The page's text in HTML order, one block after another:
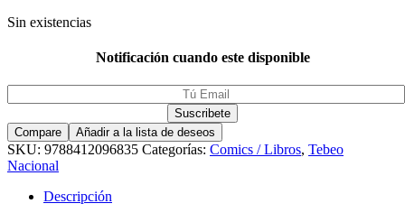
Sin existencias
Notificación cuando este disponible
Compare Añadir a la lista de deseos
SKU: 9788412096835 Categorías: Comics / Libros, Tebeo
Nacional
Descripción